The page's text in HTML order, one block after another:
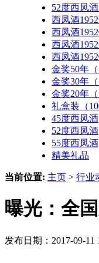
52度西凤酒
西凤酒
西凤酒
西凤酒
西凤酒
金奖50年（
金奖30年（
金奖20年（
礼盒装（
45度西凤酒
52度西凤酒
55度西凤酒
精美礼品
当前位置: 主页 > 行业
曝光：全
发布日期：2017-09-11